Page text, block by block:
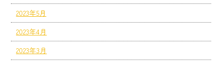
2023年5月
2023年4月
2023年3月